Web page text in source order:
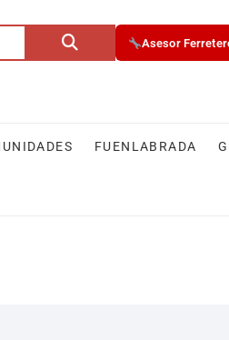
Asesor
FUENLABRADA